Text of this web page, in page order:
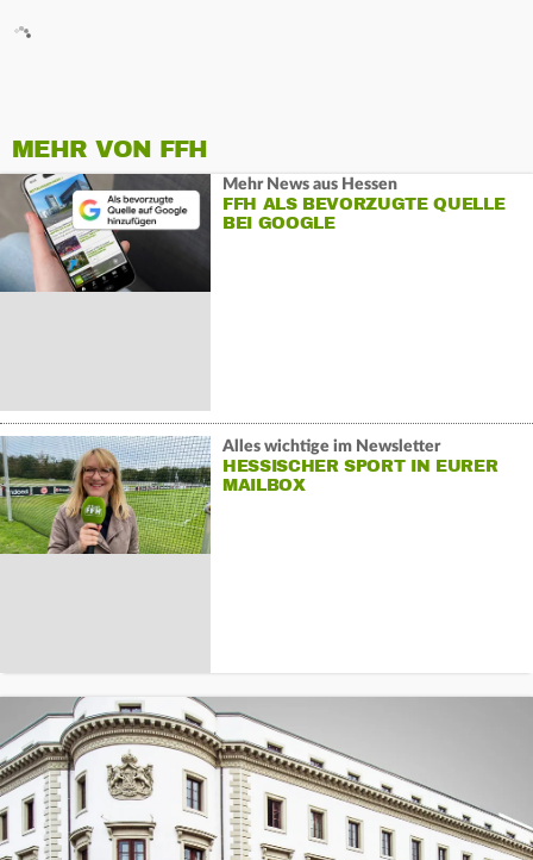
MEHR VON FFH
Mehr News aus Hessen
FFH ALS BEVORZUGTE QUELLE
BEI GOOGLE
Alles wichtige im Newsletter
HESSISCHER SPORT IN EURER
MAILBOX